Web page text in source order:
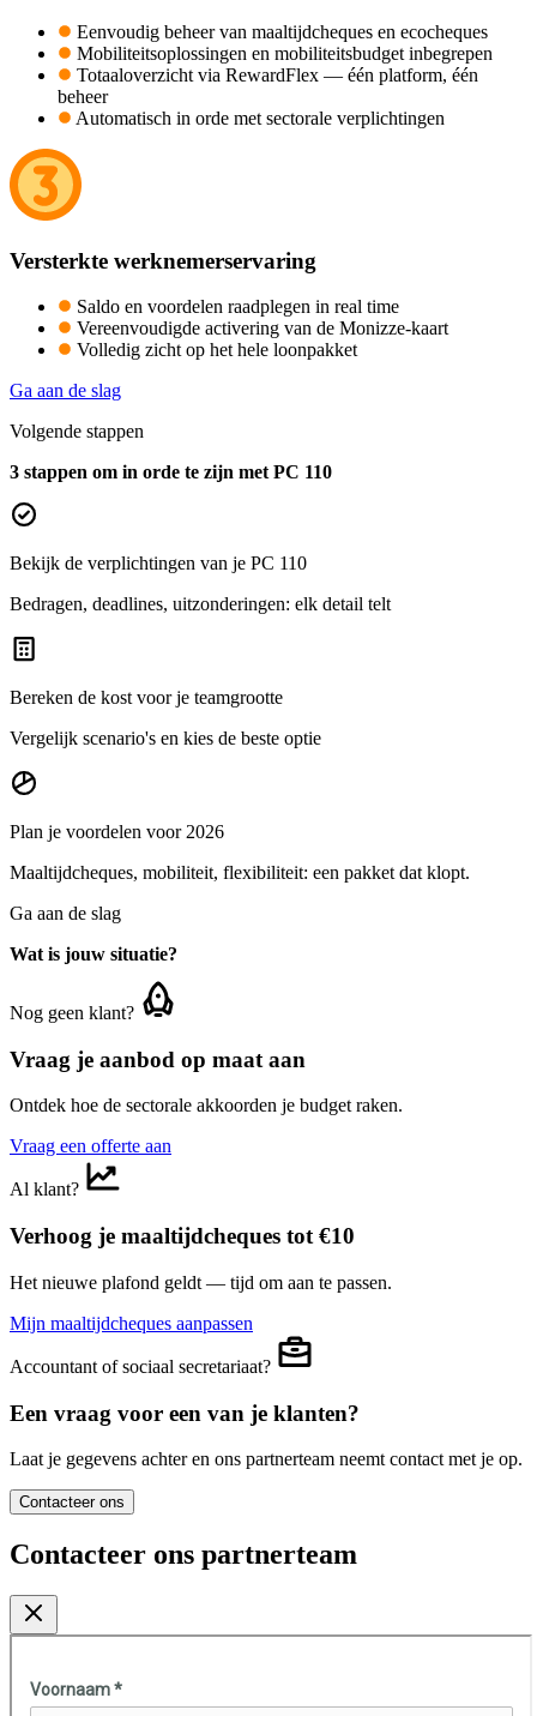
Eenvoudig beheer van maaltijdcheques en ecocheques
Mobiliteitsoplossingen en mobiliteitsbudget inbegrepen
Totaaloverzicht via RewardFlex — één platform, één
beheer
Automatisch in orde met sectorale verplichtingen
Versterkte werknemerservaring
Saldo en voordelen raadplegen in real time
Vereenvoudigde activering van de Monizze-kaart
Volledig zicht op het hele loonpakket
Ga aan de slag
Volgende stappen
3 stappen om in orde te zijn met PC 110
Bekijk de verplichtingen van je PC 110
Bedragen, deadlines, uitzonderingen: elk detail telt
Bereken de kost voor je teamgrootte
Vergelijk scenario's en kies de beste optie
Plan je voordelen voor 2026
Maaltijdcheques, mobiliteit, flexibiliteit: een pakket dat klopt.
Ga aan de slag
Wat is jouw situatie?
Nog geen klant?
Vraag je aanbod op maat aan
Ontdek hoe de sectorale akkoorden je budget raken.
Vraag een offerte aan
Al klant?
Verhoog je maaltijdcheques tot €10
Het nieuwe plafond geldt — tijd om aan te passen.
Mijn maaltijdcheques aanpassen
Accountant of sociaal secretariaat?
Een vraag voor een van je klanten?
Laat je gegevens achter en ons partnerteam neemt contact met je op.
Contacteer ons
Contacteer ons partnerteam